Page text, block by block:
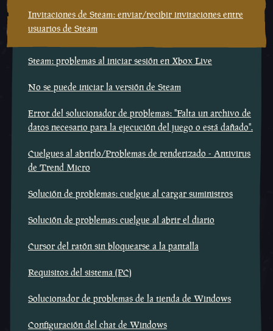
Invitaciones de Steam: enviar/recibir invitaciones entre
usuarios de Steam
Steam: problemas al iniciar sesión en Xbox Live
No se puede iniciar la versión de Steam
Error del solucionador de problemas: "Falta un archivo de
datos necesario para la ejecución del juego o está dañado".
Cuelgues al abrirlo/Problemas de renderizado - Antivirus
de Trend Micro
Solución de problemas: cuelgue al cargar suministros
Solución de problemas: cuelgue al abrir el diario
Cursor del ratón sin bloquearse a la pantalla
Requisitos del sistema (PC)
Solucionador de problemas de la tienda de Windows
Configuración del chat de Windows